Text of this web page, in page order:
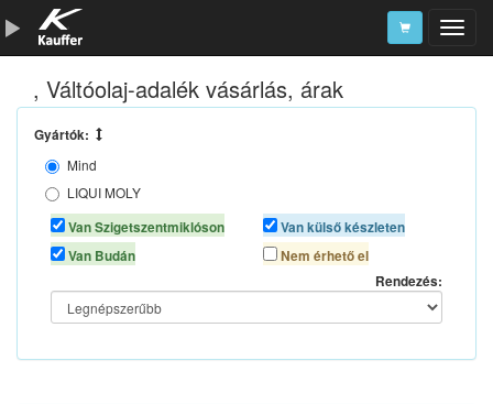
Szerszámkatalógus
Kosár
Alkatrészek
, Váltóolaj-adalék vásárlás, árak
Gyártók:
Mind
LIQUI MOLY
METABOND
PRO-TEC
SCT CHEM
VALVOLINE
XADO
Van Szigetszentmiklóson
Van Budán
Van külső készleten
Nem érhető el
Rendezés: